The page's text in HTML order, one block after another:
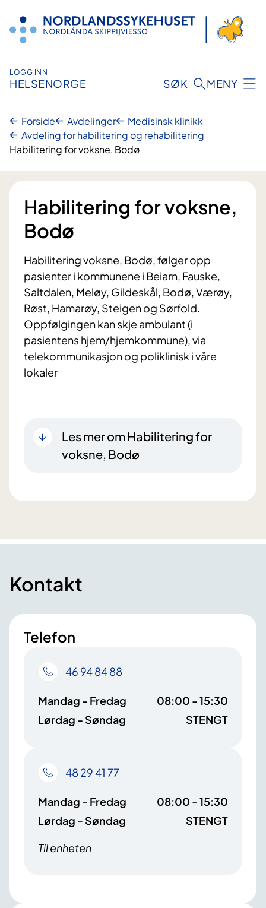
innhold
LOGG INN
HELSENORGE SØK MENY
Forside Avdelinger
Medisinsk klinikk
Avdeling for habilitering og rehabilitering
Habilitering for voksne, Bodø
Habilitering for voksne,
Bodø
Habilitering voksne, Bodø, følger opp
pasienter i kommunene i Beiarn, Fauske,
Saltdalen, Meløy, Gildeskål, Bodø, Værøy,
Røst, Hamarøy, Steigen og Sørfold.
Oppfølgingen kan skje ambulant (i
pasientens hjem/hjemkommune), via
telekommunikasjon og poliklinisk i våre
lokaler
Les mer om Habilitering for
voksne, Bodø
Kontakt
Telefon
46 94 84 88
Mandag - Fredag
08:00 - 15:30
Lørdag - Søndag
STENGT
48 29 41 77
Mandag - Fredag
08:00 - 15:30
Lørdag - Søndag
STENGT
Til enheten